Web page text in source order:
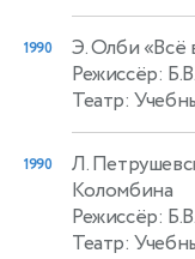
1990 Э. Олби «Всё
Режиссёр:
Театр:
1990 Л.
Коломбина
Режиссёр:
Театр: